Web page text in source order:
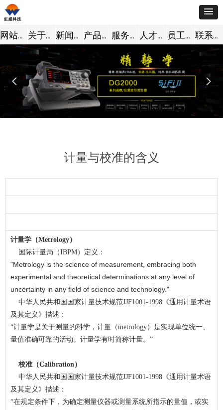
网站首页 关于我们 新闻动态 产品中心 服务支持 人才招聘 员工风采 联系我们
넳 넲
计量与校准的含义
计量学（Metrology）
国际计量局（IBPM）定义：
"Metrology is the science of measurement, embracing both
experimental and theoretical determinations at any level of
uncertainty in any field of science and technology."
中华人民共和国国家计量技术规范JJF1001-1998《通用计量术语
及其定义》描述：
“计量学是关于测量的科学，计量（metrology）是实现单位统一、
量值准确可靠的活动。计量学有时简称计量。”
校准（Calibration）
中华人民共和国国家计量技术规范JJF1001-1998《通用计量术语
及其定义》描述：
“在规定条件下，为确定测量仪器或测量系统所指示的量值，或实